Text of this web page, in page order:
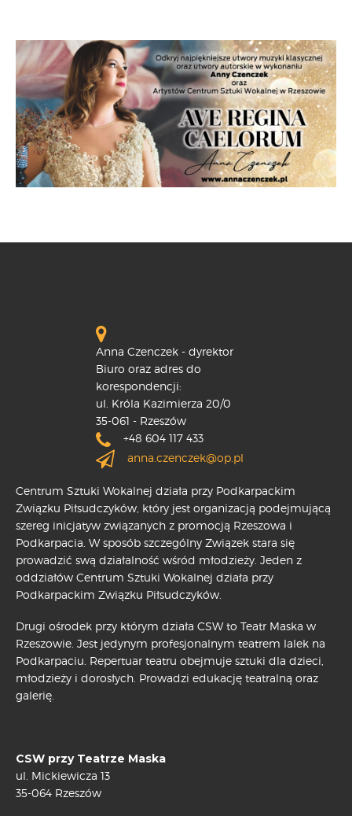
Anna Czenczek - dyrektor
Biuro oraz adres do
korespondencji:
ul. Króla Kazimierza 20/0
35-061 - Rzeszów
+48 604 117 433
anna.czenczek@op.pl
Centrum Sztuki Wokalnej działa przy Podkarpackim
Związku Piłsudczyków, który jest organizacją podejmującą
szereg inicjatyw związanych z promocją Rzeszowa i
Podkarpacia. W sposób szczególny Związek stara się
prowadzić swą działalność wśród młodzieży. Jeden z
oddziałów Centrum Sztuki Wokalnej działa przy
Podkarpackim Związku Piłsudczyków.
Drugi ośrodek przy którym działa CSW to Teatr Maska w
Rzeszowie. Jest jedynym profesjonalnym teatrem lalek na
Podkarpaciu. Repertuar teatru obejmuje sztuki dla dzieci,
młodzieży i dorosłych. Prowadzi edukację teatralną oraz
galerię.
CSW przy Teatrze Maska
ul. Mickiewicza 13
35-064 Rzeszów